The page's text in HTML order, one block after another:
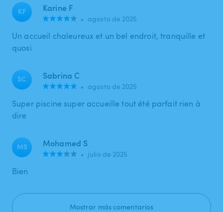
KF Karine F
• agosto de 2025
Un accueil chaleureux et un bel endroit, tranquille et
quosi
SC Sabrina C
• agosto de 2025
Super piscine super accueille tout été parfait rien à
dire
MS Mohamed S
• julio de 2025
Bien
Mostrar más comentarios